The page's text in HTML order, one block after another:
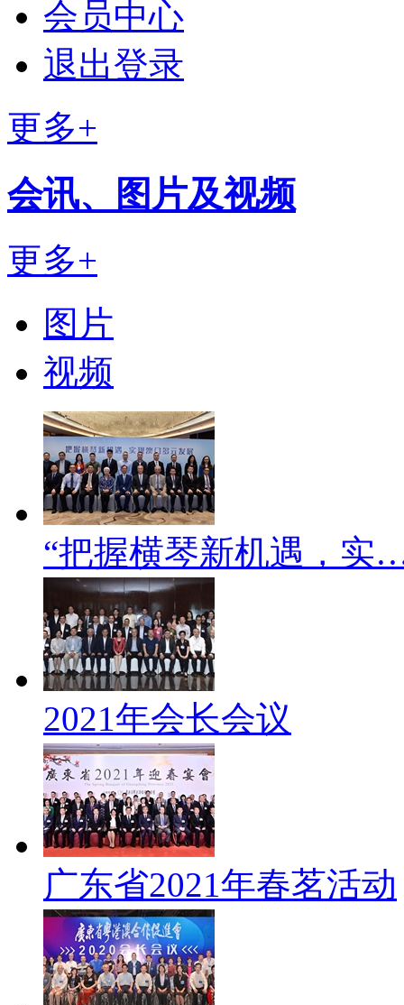
会员中心
退出登录
更多+
会讯、图片及视频
更多+
图片
视频
“把握横琴新机遇，实
2021年会长会议
广东省2021年春茗活动